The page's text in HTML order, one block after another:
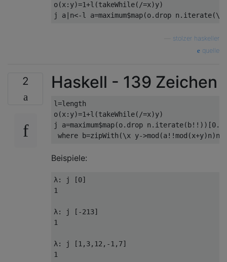
o(x:y)=1+l(takeWhile(/=x)y)
stolzer haskeller
quelle
2 Haskell - 139 Zeichen
l=length
o(x:y)=1+l(takeWhile(/=x)y)
j a=maximum$map(o.drop
Beispiele:
λ: j [0]
1
λ: j [-213]
1
λ: j [1,3,12,-1,7]
1